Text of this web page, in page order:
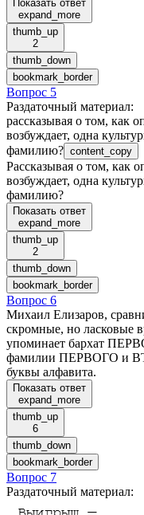
Показать ответ
expand_more
thumb_up
2
thumb_down
bookmark_border
Вопрос 5
Раздаточный материал:
рассказывая о том, как
возбуждает, одна
фамилию? content_copy
Рассказывая о том, как
возбуждает, одна
фамилию?
Показать ответ
expand_more
thumb_up
2
thumb_down
bookmark_border
Вопрос 6
Михаил Елизаров,
скромные, но ласковые
упоминает бархат
фамилии ПЕРВОГО и
буквы алфавита.
Показать ответ
expand_more
thumb_up
6
thumb_down
bookmark_border
Вопрос 7
Раздаточный материал: